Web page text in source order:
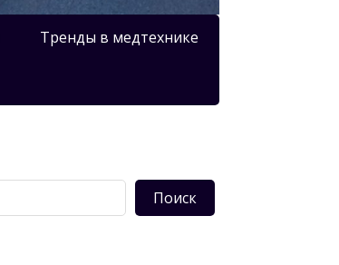
Тренды в медтехнике
Поиск